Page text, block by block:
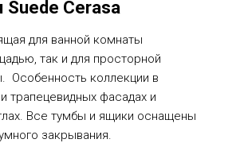
Suede Cerasa
для ванной комнаты
так и для просторной
Особенность коллекции в
трапецевидных фасадах и
Все тумбы и ящики оснащены
закрывания.